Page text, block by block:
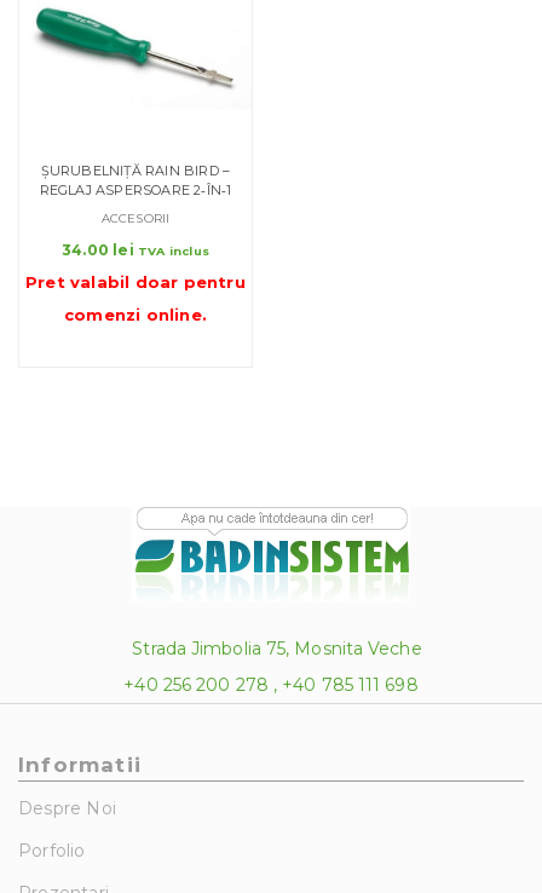
ȘURUBELNIȚĂ RAIN BIRD –
REGLAJ ASPERSOARE 2‑ÎN‑1
ACCESORII
34.00 lei TVA inclus
Pret valabil doar pentru
comenzi online.
Strada Jimbolia 75, Mosnita Veche
+40 256 200 278 , +40 785 111 698
Informatii
Despre Noi
Porfolio